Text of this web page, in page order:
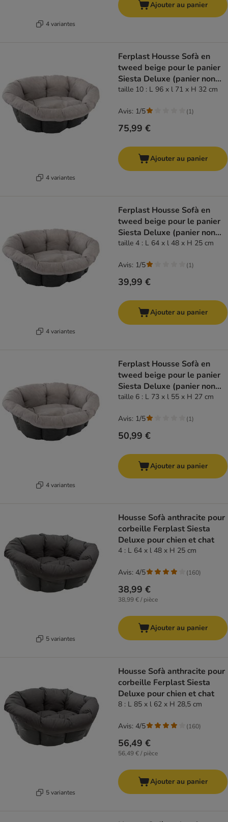
4 variantes
Ajouter au panier
4 variantes
Ferplast Housse Sofà en
tweed beige pour le panier
Siesta Deluxe (panier non
inclus)
taille 10 : L 96 x l 71 x H 32 cm
75,99 €
Avis: 1/5 (1)
Ajouter au panier
4 variantes
Ferplast Housse Sofà en
tweed beige pour le panier
Siesta Deluxe (panier non
inclus)
taille 4 : L 64 x l 48 x H 25 cm
39,99 €
Avis: 1/5 (1)
Ajouter au panier
4 variantes
Ferplast Housse Sofà en
tweed beige pour le panier
Siesta Deluxe (panier non
inclus)
taille 6 : L 73 x l 55 x H 27 cm
50,99 €
Avis: 1/5 (1)
Ajouter au panier
5 variantes
Housse Sofà anthracite pour
corbeille Ferplast Siesta
Deluxe pour chien et chat
4 : L 64 x l 48 x H 25 cm
38,99 €
38,99 € / pièce
Avis: 4/5 (160)
Ajouter au panier
5 variantes
Housse Sofà anthracite pour
corbeille Ferplast Siesta
Deluxe pour chien et chat
8 : L 85 x l 62 x H 28,5 cm
56,49 €
56,49 € / pièce
Avis: 4/5 (160)
Ajouter au panier